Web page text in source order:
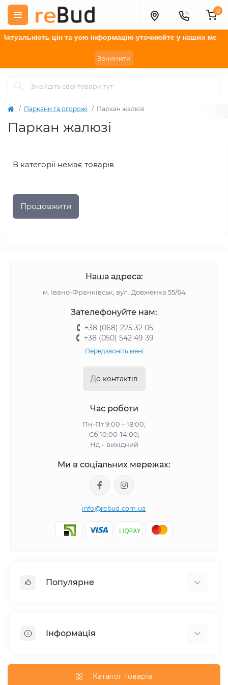
цін та усю інформацію уточнюйтеу наших
Зачинити
0
Паркани та огорожі Паркан жалюзі
Паркан жалюзі
В категорії немає товарів
Продовжити
Наша адреса:
м. Івано-Франківськ, вул. Довженка 55/64
Зателефонуйте нам:
+38 (068) 225 32 05
+38 (050) 542 49 39
Передзвоніть мені
До контактів
Час роботи
Пн-Пт 9:00 – 18:00;
Сб 10:00-14:00;
Нд – вихідний
Ми в соціальних мережах:
info@rebud.com.ua
Популярне
Гіпсокартонні системи
Паркани та огорожі
Інформація
Каталог товарів